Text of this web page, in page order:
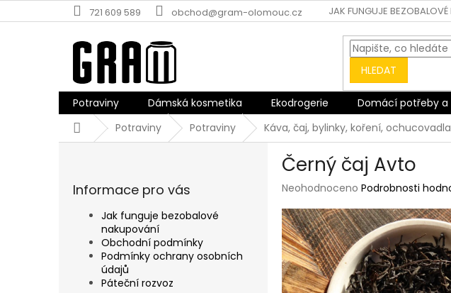
na
721 609 589 obchod@gram-olomouc.cz JAK FUNGUJE
HLEDAT
Potraviny Dámská kosmetika Ekodrogerie Domácí potřeby
DomůPotraviny Potraviny Káva, čaj, bylinky, koření, ochucovadla
Informace pro vás
Jak funguje bezobalové
nakupování
Obchodní podmínky
Podmínky ochrany osobních
údajů
Páteční rozvoz
Černý čaj Avto
Průměrné
produktu
je
0,0
z
5
hvězdiček.
Neohodnoceno Podrobnosti